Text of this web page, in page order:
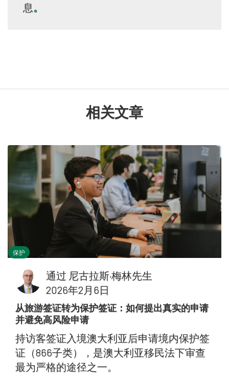
息 。
相关文章
保护
通过 尼古拉斯·梅林先生
2026年2月6日
从旅游签证转为保护签证：如何提出真实的申请
并避免高风险申请
持访客签证入境澳大利亚后申请境内保护签
证（866子类），是澳大利亚移民法下审查
最为严格的途径之一。